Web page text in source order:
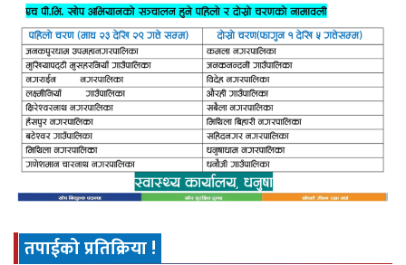
तपाईको प्रतिक्रिया !